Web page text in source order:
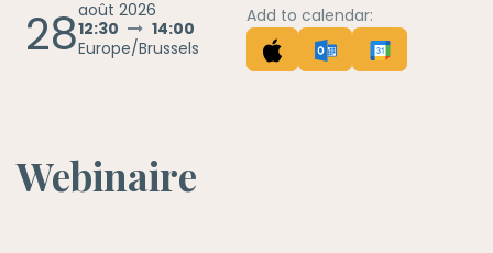
28août 2026
12:30
14:00
Europe/Brussels
Add to calendar:
Webinaire